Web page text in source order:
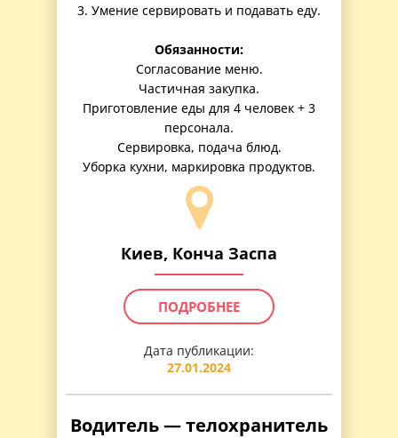
3. Умение сервировать и подавать еду.
Обязанности:
Согласование меню.
Частичная закупка.
Приготовление еды для 4 человек + 3
персонала.
Сервировка, подача блюд.
Уборка кухни, маркировка продуктов.
Киев, Конча Заспа
ПОДРОБНЕЕ
Дата публикации:
27.01.2024
Водитель — телохранитель